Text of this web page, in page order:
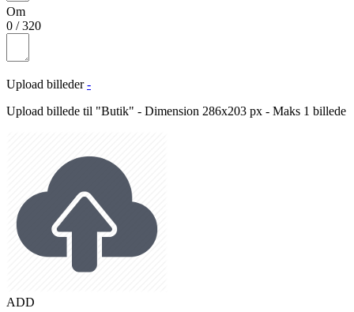
Om
0 /320
Upload billeder -
Upload billede til "Butik" - Dimension 286x203 px - Maks 1 billede
ADD